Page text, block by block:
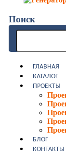
Поиск
ГЛАВНАЯ
КАТАЛОГ
ПРОЕКТЫ
БЛОГ
КОНТАКТЫ